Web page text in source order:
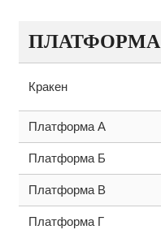
ПЛАТФОРМА
Кракен
Платформа А
Платформа Б
Платформа В
Платформа Г